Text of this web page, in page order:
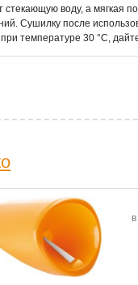
стекающую воду, а мягкая
Сушилку после
температуре 30 °C,